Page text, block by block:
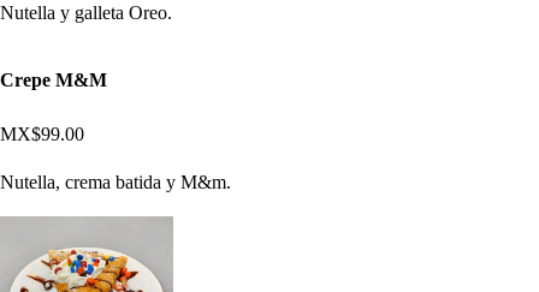
Nutella y galleta Oreo.
Crepe M&M
MX$99.00
Nutella, crema batida y M&m.